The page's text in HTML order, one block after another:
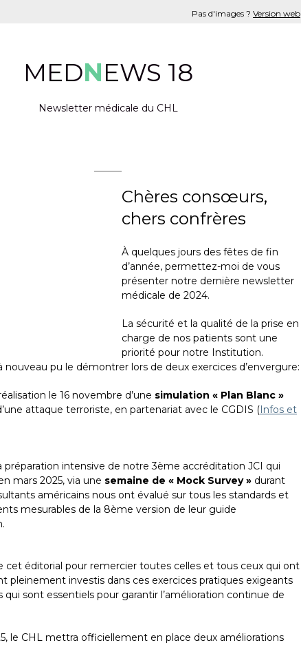
Pas d'images ? Version web
MEDNEWS 18
Newsletter médicale du CHL
Chères consœurs,
chers confrères
À quelques jours des fêtes de fin
d’année, permettez-moi de vous
présenter notre dernière newsletter
médicale de 2024.
La sécurité et la qualité de la prise en
charge de nos patients sont une
priorité pour notre Institution.
nouveau pu le démontrer lors de deux exercices d’envergure:
le 16 novembre d’une simulation « Plan Blanc »
attaque terroriste, en partenariat avec le CGDIS (Infos et
préparation intensive de notre 3ème accréditation JCI qui
mars 2025, via une semaine de « Mock Survey » durant
américains nous ont évalué sur tous les standards et
mesurables de la 8ème version de leur guide
cet éditorial pour remercier toutes celles et tous ceux qui ont
pleinement investis dans ces exercices pratiques exigeants
qui sont essentiels pour garantir l’amélioration continue de
le CHL mettra officiellement en place deux améliorations